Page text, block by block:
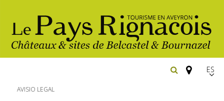
AVISIO LEGAL